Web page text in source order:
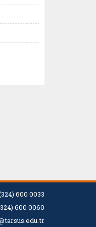
600 0033
600 0060